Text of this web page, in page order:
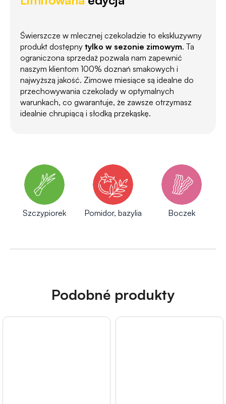
Świerszcze w mlecznej czekoladzie to ekskluzywny
produkt dostępny tylko w sezonie zimowym. Ta
ograniczona sprzedaż pozwala nam zapewnić
naszym klientom 100% doznań smakowych i
najwyższą jakość. Zimowe miesiące są idealne do
przechowywania czekolady w optymalnych
warunkach, co gwarantuje, że zawsze otrzymasz
idealnie chrupiącą i słodką przekąskę.
Szczypiorek Pomidor, bazylia Boczek
Podobné produkty